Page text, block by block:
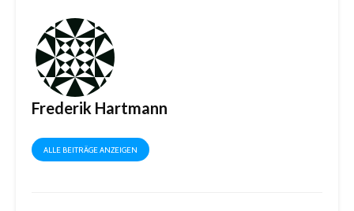
Frederik Hartmann
ALLE BEITRÄGE ANZEIGEN